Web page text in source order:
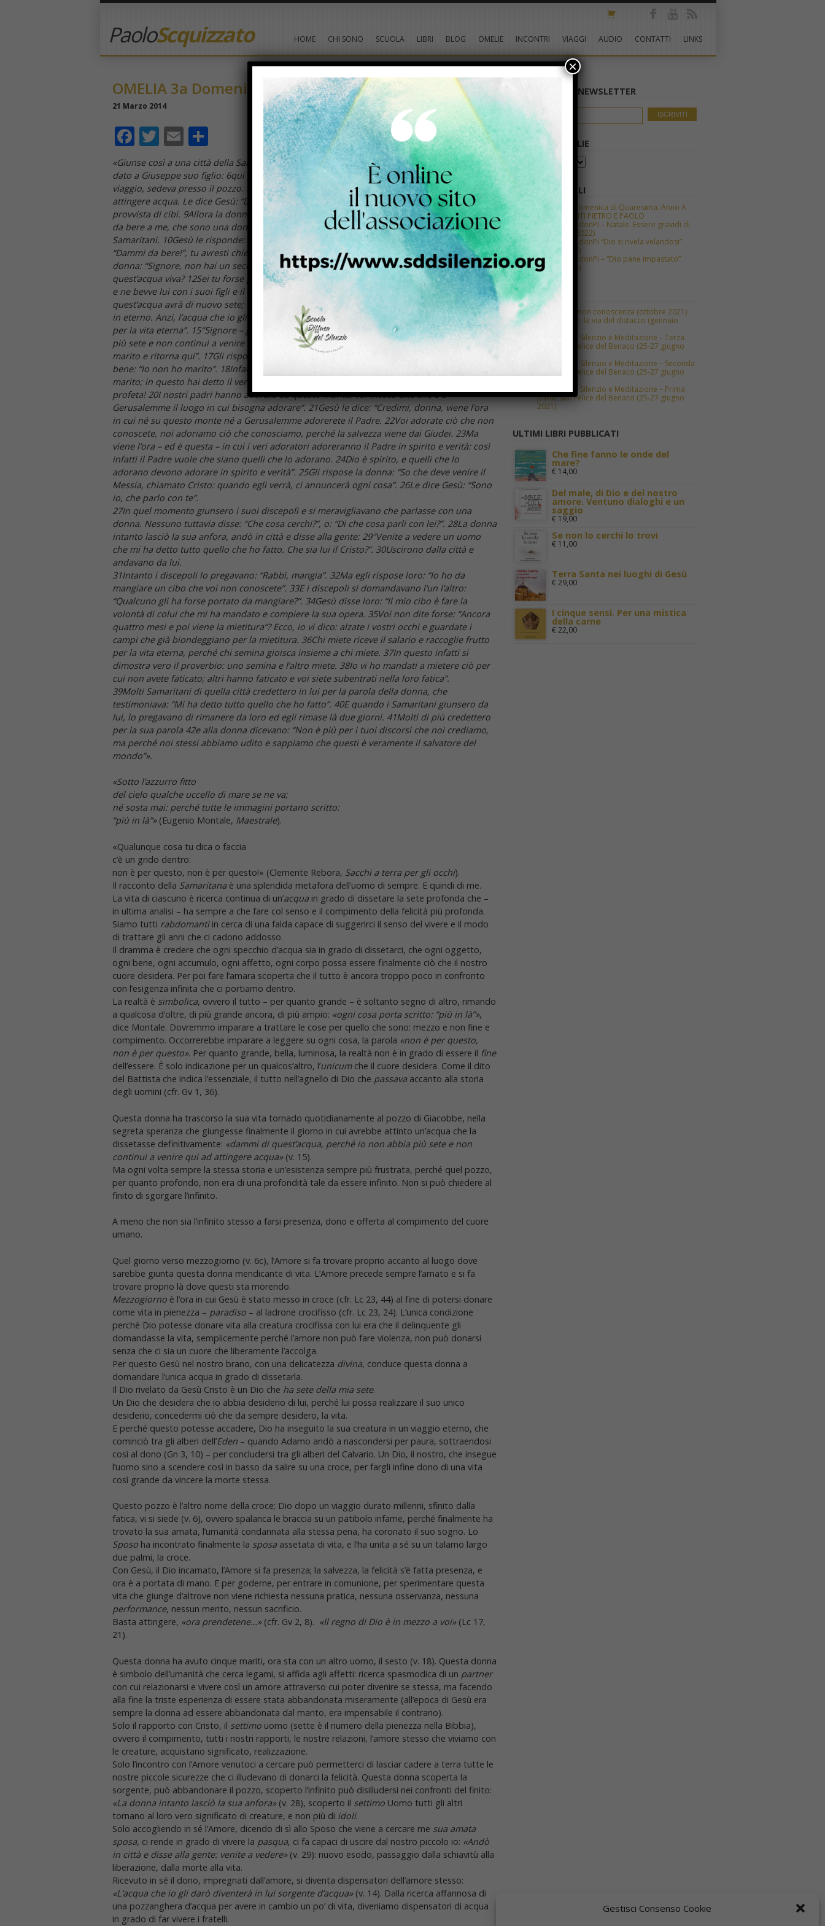
Gestisci Consenso Cookie
PaoloScquizzato HOME CHI SONO SCUOLA LIBRI BLOG OMELIE INCONTRI VIAGGI AUDIO CONTATTI LINKS
OMELIA 3a Domenica di Quaresima anno A
21 Marzo 2014
Facebook
Twitter
EmailCondividi
«Giunse così a una città della Samaria chiamata Sicar, vicina al terreno che Giacobbe aveva
dato a Giuseppe suo figlio: 6qui c’era un pozzo di Giacobbe. Gesù dunque, affaticato per il
viaggio, sedeva presso il pozzo. Era circa mezzogiorno. 7Giunge una donna samaritana ad
attingere acqua. Le dice Gesù: “Dammi da bere”. 8I suoi discepoli erano andati in città a fare
provvista di cibi. 9Allora la donna samaritana gli dice: “Come mai tu, che sei giudeo, chiedi
da bere a me, che sono una donna samaritana?”. I Giudei infatti non hanno rapporti con i
Samaritani. 10Gesù le risponde: “Se tu conoscessi il dono di Dio e chi è colui che ti dice:
“Dammi da bere!”, tu avresti chiesto a lui ed egli ti avrebbe dato acqua viva”. 11Gli dice la
donna: “Signore, non hai un secchio e il pozzo è profondo; da dove prendi dunque
quest’acqua viva? 12Sei tu forse più grande del nostro padre Giacobbe, che ci diede il pozzo
e ne bevve lui con i suoi figli e il suo bestiame?”. 13Gesù le risponde: “Chiunque beve di
quest’acqua avrà di nuovo sete; 14ma chi berrà dell’acqua che io gli darò, non avrà più sete
in eterno. Anzi, l’acqua che io gli darò diventerà in lui una sorgente d’acqua che zampilla
per la vita eterna”. 15″Signore – gli dice la donna -, dammi quest’acqua, perché io non abbia
più sete e non continui a venire qui ad attingere acqua”. 16Le dice: “Va’ a chiamare tuo
marito e ritorna qui”. 17Gli risponde la donna: “Io non ho marito”. Le dice Gesù: “Hai detto
bene: “Io non ho marito”. 18Infatti hai avuto cinque mariti e quello che hai ora non è tuo
marito; in questo hai detto il vero”. 19Gli replica la donna: “Signore, vedo che tu sei un
profeta! 20I nostri padri hanno adorato su questo monte; voi invece dite che è a
Gerusalemme il luogo in cui bisogna adorare”. 21Gesù le dice: “Credimi, donna, viene l’ora
in cui né su questo monte né a Gerusalemme adorerete il Padre. 22Voi adorate ciò che non
conoscete, noi adoriamo ciò che conosciamo, perché la salvezza viene dai Giudei. 23Ma
viene l’ora – ed è questa – in cui i veri adoratori adoreranno il Padre in spirito e verità: così
infatti il Padre vuole che siano quelli che lo adorano. 24Dio è spirito, e quelli che lo
adorano devono adorare in spirito e verità”. 25Gli rispose la donna: “So che deve venire il
Messia, chiamato Cristo: quando egli verrà, ci annuncerà ogni cosa”. 26Le dice Gesù: “Sono
io, che parlo con te”.
27In quel momento giunsero i suoi discepoli e si meravigliavano che parlasse con una
donna. Nessuno tuttavia disse: “Che cosa cerchi?”, o: “Di che cosa parli con lei?”. 28La donna
intanto lasciò la sua anfora, andò in città e disse alla gente: 29″Venite a vedere un uomo
che mi ha detto tutto quello che ho fatto. Che sia lui il Cristo?”. 30Uscirono dalla città e
andavano da lui.
31Intanto i discepoli lo pregavano: “Rabbì, mangia”. 32Ma egli rispose loro: “Io ho da
mangiare un cibo che voi non conoscete”. 33E i discepoli si domandavano l’un l’altro:
“Qualcuno gli ha forse portato da mangiare?”. 34Gesù disse loro: “Il mio cibo è fare la
volontà di colui che mi ha mandato e compiere la sua opera. 35Voi non dite forse: “Ancora
quattro mesi e poi viene la mietitura”? Ecco, io vi dico: alzate i vostri occhi e guardate i
campi che già biondeggiano per la mietitura. 36Chi miete riceve il salario e raccoglie frutto
per la vita eterna, perché chi semina gioisca insieme a chi miete. 37In questo infatti si
dimostra vero il proverbio: uno semina e l’altro miete. 38Io vi ho mandati a mietere ciò per
cui non avete faticato; altri hanno faticato e voi siete subentrati nella loro fatica”.
39Molti Samaritani di quella città credettero in lui per la parola della donna, che
testimoniava: “Mi ha detto tutto quello che ho fatto”. 40E quando i Samaritani giunsero da
lui, lo pregavano di rimanere da loro ed egli rimase là due giorni. 41Molti di più credettero
per la sua parola 42e alla donna dicevano: “Non è più per i tuoi discorsi che noi crediamo,
ma perché noi stessi abbiamo udito e sappiamo che questi è veramente il salvatore del
mondo”».
«Sotto l’azzurro fitto
del cielo qualche uccello di mare se ne va;
né sosta mai: perché tutte le immagini portano scritto:
“più in là”» (Eugenio Montale, Maestrale).
«Qualunque cosa tu dica o faccia
c’è un grido dentro:
non è per questo, non è per questo!» (Clemente Rebora, Sacchi a terra per gli occhi).
Il racconto della Samaritana è una splendida metafora dell’uomo di sempre. E quindi di me.
La vita di ciascuno è ricerca continua di un’acqua in grado di dissetare la sete profonda che –
in ultima analisi – ha sempre a che fare col senso e il compimento della felicità più profonda.
Siamo tutti rabdomantiin cerca di una falda capace di suggerirci il senso del vivere e il modo
di trattare gli anni che ci cadono addosso.
Il dramma è credere che ogni specchio d’acqua sia in grado di dissetarci, che ogni oggetto,
ogni bene, ogni accumulo, ogni affetto, ogni corpo possa essere finalmente ciò che il nostro
cuore desidera. Per poi fare l’amara scoperta che il tutto è ancora troppo poco in confronto
con l’esigenza infinita che ci portiamo dentro.
La realtà è simbolica, ovvero il tutto – per quanto grande – è soltanto segno di altro, rimando
a qualcosa d’oltre, di più grande ancora, di più ampio: «ogni cosa porta scritto: “più in là”»,
dice Montale. Dovremmo imparare a trattare le cose per quello che sono: mezzo e non fine e
compimento. Occorrerebbe imparare a leggere su ogni cosa, la parola «non è per questo,
non è per questo». Per quanto grande, bella, luminosa, la realtà non è in grado di essere il fine
dell’essere. È solo indicazione per un qualcos’altro, l’unicumche il cuore desidera. Come il dito
del Battista che indica l’essenziale, il tutto nell’agnello di Dio che passava accanto alla storia
degli uomini (cfr. Gv 1, 36).
Questa donna ha trascorso la sua vita tornado quotidianamente al pozzo di Giacobbe, nella
segreta speranza che giungesse finalmente il giorno in cui avrebbe attinto un’acqua che la
dissetasse definitivamente: «dammi di quest’acqua, perché io non abbia più sete e non
continui a venire qui ad attingere acqua» (v. 15).
Ma ogni volta sempre la stessa storia e un’esistenza sempre più frustrata, perché quel pozzo,
per quanto profondo, non era di una profondità tale da essere infinito. Non si può chiedere al
finito di sgorgare l’infinito.
A meno che non sia l’infinito stesso a farsi presenza, dono e offerta al compimento del cuore
umano.
Quel giorno verso mezzogiorno (v. 6c), l’Amore si fa trovare proprio accanto al luogo dove
sarebbe giunta questa donna mendicante di vita. L’Amore precede sempre l’amato e si fa
trovare proprio là dove questi sta morendo.
Mezzogiorno è l’ora in cui Gesù è stato messo in croce (cfr. Lc 23, 44) al fine di potersi donare
come vita in pienezza – paradiso – al ladrone crocifisso (cfr. Lc 23, 24). L’unica condizione
perché Dio potesse donare vita alla creatura crocifissa con lui era che il delinquente gli
domandasse la vita, semplicemente perché l’amore non può fare violenza, non può donarsi
senza che ci sia un cuore che liberamente l’accolga.
Per questo Gesù nel nostro brano, con una delicatezza divina, conduce questa donna a
domandare l’unica acqua in grado di dissetarla.
Il Dio rivelato da Gesù Cristo è un Dio che ha sete della mia sete.
Un Dio che desidera che io abbia desiderio di lui, perché lui possa realizzare il suo unico
desiderio, concedermi ciò che da sempre desidero, la vita.
E perché questo potesse accadere, Dio ha inseguito la sua creatura in un viaggio eterno, che
cominciò tra gli alberi dell’Eden – quando Adamo andò a nascondersi per paura, sottraendosi
così al dono (Gn 3, 10) – per concludersi tra gli alberi del Calvario. Un Dio, il nostro, che insegue
l’uomo sino a scendere così in basso da salire su una croce, per fargli infine dono di una vita
così grande da vincere la morte stessa.
Questo pozzo è l’altro nome della croce; Dio dopo un viaggio durato millenni, sfinito dalla
fatica, vi si siede (v. 6), ovvero spalanca le braccia su un patibolo infame, perché finalmente ha
trovato la sua amata, l’umanità condannata alla stessa pena, ha coronato il suo sogno. Lo
Sposo ha incontrato finalmente la sposa assetata di vita, e l’ha unita a sé su un talamo largo
due palmi, la croce.
Con Gesù, il Dio incarnato, l’Amore si fa presenza; la salvezza, la felicità s’è fatta presenza, e
ora è a portata di mano. E per goderne, per entrare in comunione, per sperimentare questa
vita che giunge d’altrove non viene richiesta nessuna pratica, nessuna osservanza, nessuna
performance, nessun merito, nessun sacrificio.
Basta attingere, «ora prendetene…» (cfr. Gv 2, 8). «Il regno di Dio è in mezzo a voi» (Lc 17,
21).
Questa donna ha avuto cinque mariti, ora sta con un altro uomo, il sesto (v. 18). Questa donna
è simbolo dell’umanità che cerca legami, si affida agli affetti: ricerca spasmodica di un partner
con cui relazionarsi e vivere così un amore attraverso cui poter divenire se stessa, ma facendo
alla fine la triste esperienza di essere stata abbandonata miseramente (all’epoca di Gesù era
sempre la donna ad essere abbandonata dal marito, era impensabile il contrario).
Solo il rapporto con Cristo, il settimo uomo (sette è il numero della pienezza nella Bibbia),
ovvero il compimento, tutti i nostri rapporti, le nostre relazioni, l’amore stesso che viviamo con
le creature, acquistano significato, realizzazione.
Solo l’incontro con l’Amore venutoci a cercare può permetterci di lasciar cadere a terra tutte le
nostre piccole sicurezze che ci illudevano di donarci la felicità. Questa donna scoperta la
sorgente, può abbandonare il pozzo, scoperto l’infinito può disilludersi nei confronti del finito:
«La donna intanto lasciò la sua anfora» (v. 28), scoperto il settimo Uomo tutti gli altri
tornano al loro vero significato di creature, e non più di idoli.
Solo accogliendo in sé l’Amore, dicendo di sì allo Sposo che viene a cercare me sua amata
sposa, ci rende in grado di vivere la pasqua, ci fa capaci di uscire dal nostro piccolo io: «Andò
in città e disse alla gente: venite a vedere» (v. 29): nuovo esodo, passaggio dalla schiavitù alla
liberazione, dalla morte alla vita.
Ricevuto in sé il dono, impregnati dall’amore, si diventa dispensatori dell’amore stesso:
«L’acqua che io gli darò diventerà in lui sorgente d’acqua» (v. 14). Dalla ricerca affannosa di
una pozzanghera d’acqua per avere in cambio un po’ di vita, diveniamo dispensatori di acqua
in grado di far vivere i fratelli.
ISCRIVITI ALLA NEWSLETTER
ARCHIVIO OMELIE
ULTIMI ARTICOLI
OMELIA IV domenica di Quaresima. Anno A
OMELIA SANTI PIETRO E PAOLO
1/2 ora con donPi – Natale. Essere gravidi di
Dio (21/12/2022)
1/2 ora con donPi “Dio si rivela velandosi”
(14/12/2022)
1/2 ora con donPi – “Dio pane impastato”
(07/12/2022)
ULTIMI AUDIO
La via della non conoscenza (ottobre 2021)
Meditazione: la via del distacco (gennaio
Weekend di Silenzio e Meditazione – Terza
parte. San Felice del Benaco (25-27 giugno
Weekend di Silenzio e Meditazione – Seconda
parte. San Felice del Benaco (25-27 giugno
Weekend di Silenzio e Meditazione – Prima
parte. San Felice del Benaco (25-27 giugno
2021)
ULTIMI LIBRI PUBBLICATI
Che fine fanno le onde del
mare?
€ 14,00
Del male, di Dio e del nostro
amore. Ventuno dialoghi e un
saggio
€ 19,00
Se non lo cerchi lo trovi
€ 11,00
Terra Santa nei luoghi di Gesù
€29,00
I cinque sensi. Per una mistica
della carne
€22,00
×